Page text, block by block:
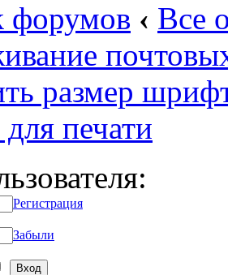
форумов ‹ Все
размер
печати
Регистрация
Забыли